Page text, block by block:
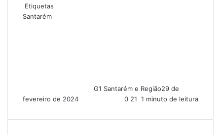
Etiquetas
Santarém
G1 Santarém e Região29 de
fevereiro de 2024
0 21 1 minuto de leitura